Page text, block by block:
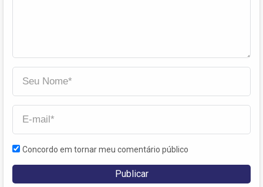
Concordo em tornar meu comentário público